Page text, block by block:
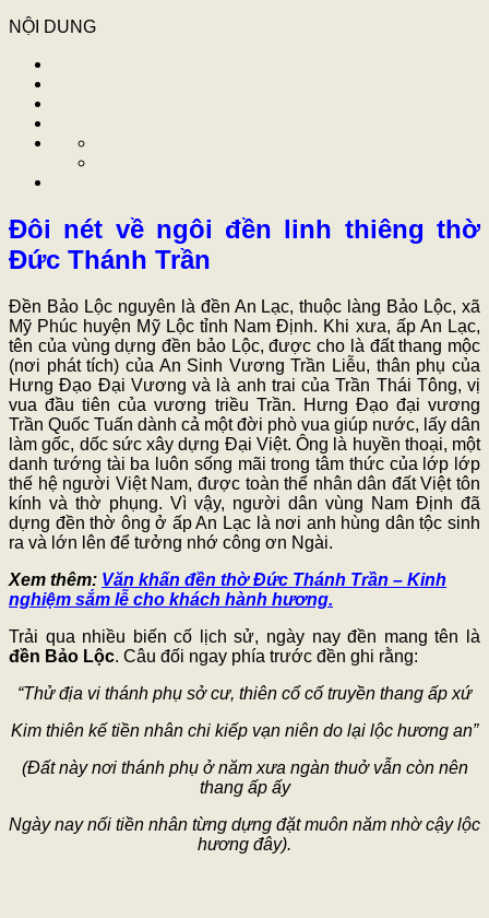
NỘI DUNG
Đôi nét về ngôi đền linh thiêng thờ
Đức Thánh Trần
Đền Bảo Lộc nguyên là đền An Lạc, thuộc làng Bảo Lộc, xã
Mỹ Phúc huyện Mỹ Lộc tỉnh Nam Định. Khi xưa, ấp An Lạc,
tên của vùng dựng đền bảo Lộc, được cho là đất thang mộc
(nơi phát tích) của An Sinh Vương Trần Liễu, thân phụ của
Hưng Đạo Đại Vương và là anh trai của Trần Thái Tông, vị
vua đầu tiên của vương triều Trần. Hưng Đạo đại vương
Trần Quốc Tuấn dành cả một đời phò vua giúp nước, lấy dân
làm gốc, dốc sức xây dựng Đại Việt. Ông là huyền thoại, một
danh tướng tài ba luôn sống mãi trong tâm thức của lớp lớp
thế hệ người Việt Nam, được toàn thể nhân dân đất Việt tôn
kính và thờ phụng. Vì vậy, người dân vùng Nam Định đã
dựng đền thờ ông ở ấp An Lạc là nơi anh hùng dân tộc sinh
ra và lớn lên để tưởng nhớ công ơn Ngài.
Xem thêm: Văn khấn đền thờ Đức Thánh Trần – Kinh
nghiệm sắm lễ cho khách hành hương.
Trải qua nhiều biến cố lịch sử, ngày nay đền mang tên là
đền Bảo Lộc. Câu đối ngay phía trước đền ghi rằng:
“Thử địa vi thánh phụ sở cư, thiên cổ cố truyền thang ấp xứ
Kim thiên kế tiền nhân chi kiếp vạn niên do lại lộc hương an”
(Đất này nơi thánh phụ ở năm xưa ngàn thuở vẫn còn nên
thang ấp ấy
Ngày nay nối tiền nhân từng dựng đặt muôn năm nhờ cậy lộc
hương đây).